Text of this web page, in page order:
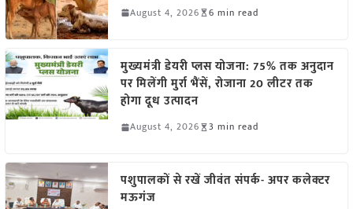
August 4, 2026 6 min read
मुख्यमंत्री डेयरी प्लस योजना: 75% तक अनुदान
पर मिलेंगी मुर्रा भैंसें, रोजाना 20 लीटर तक
होगा दूध उत्पादन
August 4, 2026 3 min read
पशुपालकों से रखें जीवंत संपर्क- अपर कलेक्टर
मऊगंज